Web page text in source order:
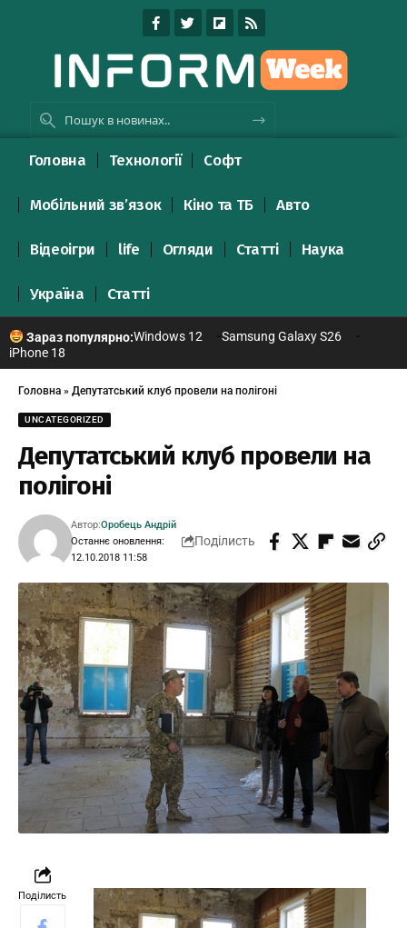
Головна Технології Софт
Мобільний зв’язок Кіно та ТБ Авто
Відеоігри life Огляди Статті Наука
Україна Статті
Зараз популярно:Windows 12
Samsung Galaxy S26
iPhone 18
Головна » Депутатський клуб провели на полігоні
UNCATEGORIZED
Депутатський клуб провели на
полігоні
Останнє оновлення:
12.10.2018 11:58
Автор:Оробець Андрій
Поділисть
Поділисть